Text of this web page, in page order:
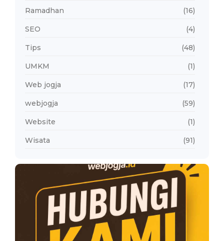
Ramadhan (16)
SEO (4)
Tips (48)
UMKM (1)
Web jogja (17)
webjogja (59)
Website (1)
Wisata (91)